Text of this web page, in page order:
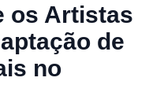
os Artistas
de
no